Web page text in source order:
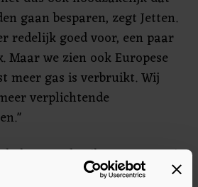
gaan besparen, zegt Jetten.
redelijk goed voor, een paar
Maar we zien ook Europese
meer gas is verbruikt. Wij
verplichtende
kolen te gebruiken om energie
Jetten "een moeilijke